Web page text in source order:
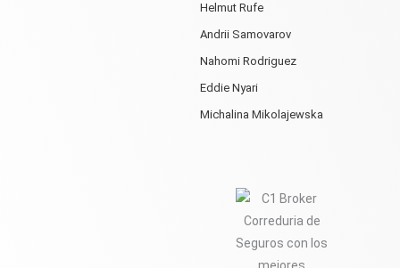
Helmut Rufe
Andrii Samovarov
Nahomi Rodriguez
Eddie Nyari
Michalina Mikolajewska